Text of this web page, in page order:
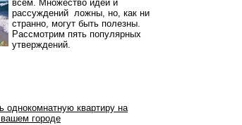
всём. Множество идей и
рассуждений ложны, но, как ни
странно, могут быть полезны.
Рассмотрим пять популярных
утверждений.
однокомнатную квартиру на
городе